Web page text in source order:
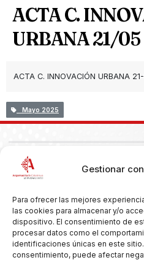
Gestionar
Para ofrecer las mejores
las cookies para almacenar y/o
dispositivo. El consentimiento de
procesar datos como el
identificaciones únicas en este
consentimiento, puede afectar
ACTA C.
URBANA 21/05
ACTA C. INNOVACIÓN URBANA
Mayo 2025
Copyright © 2026
Politica de Privacidad y Aviso